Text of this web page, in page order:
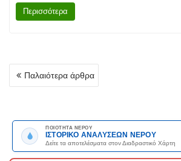
Περισσότερα
ΠΛΟΉΓΗΣΗ
ΆΡΘΡΩΝ
Παλαιότερα άρθρα
ΠΟΙΟΤΗΤΑ ΝΕΡΟΥ
ΙΣΤΟΡΙΚΟ ΑΝΑΛΥΣΕΩΝ ΝΕΡΟΥ
Δείτε τα αποτελέσματα στον Διαδραστικό Χάρτη